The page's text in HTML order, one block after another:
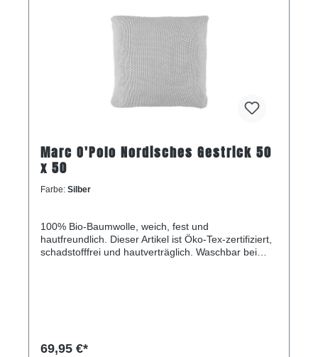
Marc O'Polo Nordisches Gestrick 50
x 50
Farbe: Silber
100% Bio-Baumwolle, weich, fest und
hautfreundlich. Dieser Artikel ist Öko-Tex-zertifiziert,
schadstofffrei und hautverträglich. Waschbar bei
69,95 €*